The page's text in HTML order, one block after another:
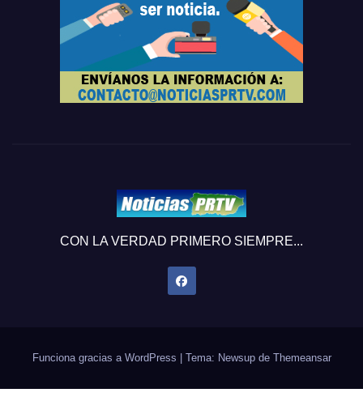
CON LA VERDAD PRIMERO SIEMPRE...
Funciona gracias a WordPress Tema: Newsup de Themeansar